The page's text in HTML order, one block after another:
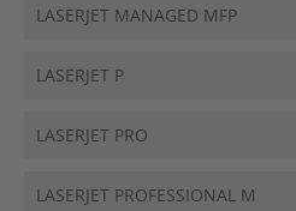
LASERJET MANAGED MFP
LASERJET P
LASERJET PRO
LASERJET PROFESSIONAL M